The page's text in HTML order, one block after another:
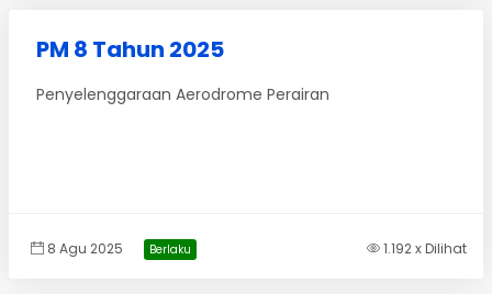
PM 8 Tahun 2025
Penyelenggaraan Aerodrome Perairan
8 Agu 2025 Berlaku 1.192 x Dilihat